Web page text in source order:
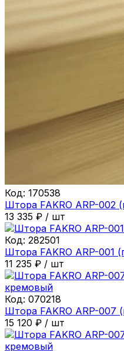
Код: 170538
Штора FAKRO ARP-002
13 335 ₽ / шт
Код: 282501
Штора FAKRO ARP-001
11 235 ₽ / шт
Код: 070218
Штора FAKRO ARP-007
15 120 ₽ / шт